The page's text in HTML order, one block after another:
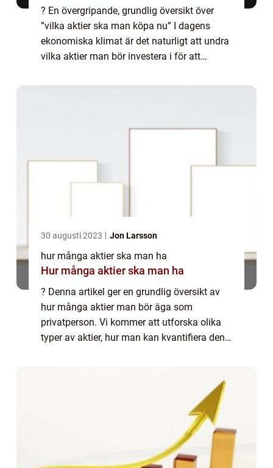
? En övergripande, grundlig översikt över
”vilka aktier ska man köpa nu” I dagens
ekonomiska klimat är det naturligt att undra
vilka aktier man bör investera i för att
aktieval kan vara av avgörande be...
30 augusti 2023 Jon Larsson
hur många aktier ska man ha
Hur många aktier ska man ha
? Denna artikel ger en grundlig översikt av
hur många aktier man bör äga som
privatperson. Vi kommer att utforska olika
typer av aktier, hur man kan kvantifiera den